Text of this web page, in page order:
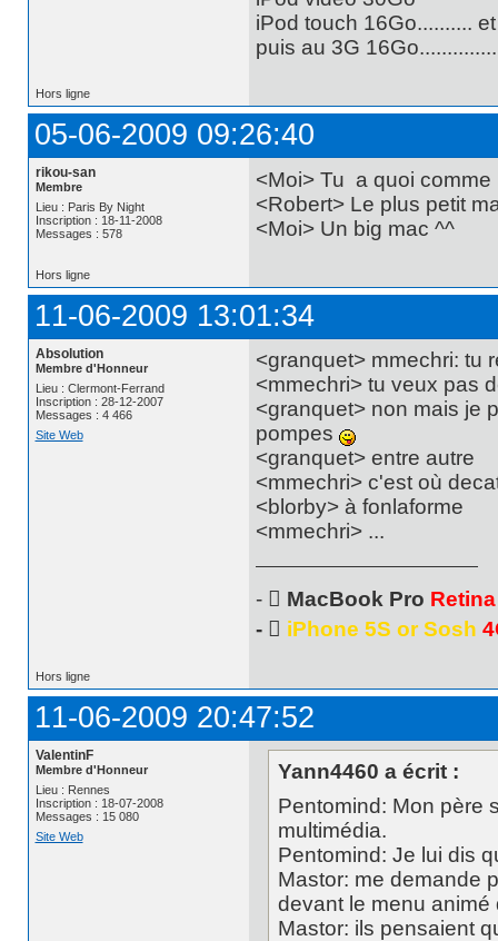
iPod touch 16Go..........
puis au 3G
Hors ligne
05-06-2009 09:26:40
rikou-san
Membre
Lieu : Paris By Night
Inscription : 18-11-2008
Messages : 578
<Moi> Tu a quoi comme
<Robert> Le plus petit
<Moi> Un big mac ^^
Hors ligne
11-06-2009 13:01:34
Absolution
Membre d'Honneur
Lieu : Clermont-Ferrand
Inscription : 28-12-2007
Messages : 4 466
Site Web
<granquet> mmechri: tu
<mmechri> tu veux pas
<granquet> non mais je
pompes
<granquet> entre autre
<mmechri> c'est où
<blorby> à fonlaforme
<mmechri> ...
-  MacBook Pro Retina
-  iPhone 5S or Sosh
Hors ligne
11-06-2009 20:47:52
ValentinF
Membre d'Honneur
Lieu : Rennes
Inscription : 18-07-2008
Messages : 15 080
Site Web
Yann4460 a écrit :
Pentomind: Mon père
multimédia.
Pentomind: Je lui dis
Mastor: me demande
devant le menu animé
Mastor: ils pensaient